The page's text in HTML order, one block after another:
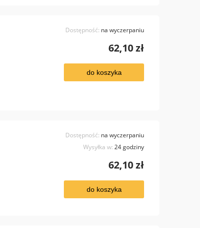
Dostępność: na wyczerpaniu
62,10 zł
do koszyka
Dostępność: na wyczerpaniu
Wysyłka w: 24 godziny
62,10 zł
do koszyka